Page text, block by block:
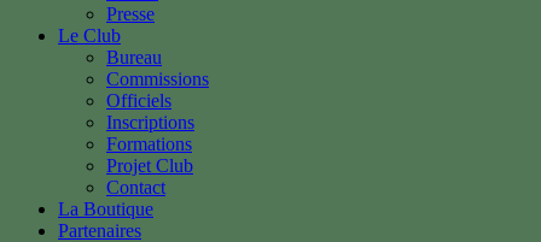
Presse
Le Club
Bureau
Commissions
Officiels
Inscriptions
Formations
Projet Club
Contact
La Boutique
Partenaires